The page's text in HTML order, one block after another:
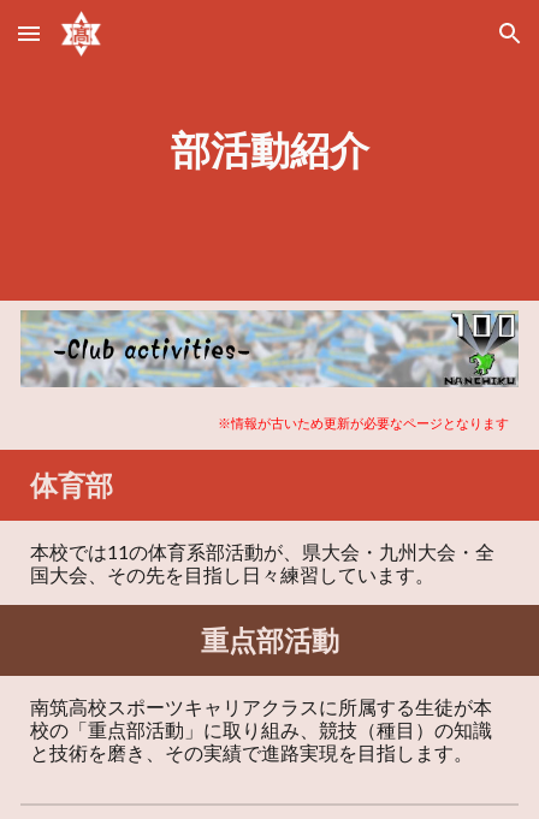
Skip to main content Skip to navigation
部活動紹介
※情報が古いため更新が必要なページとなります
体育部
本校では11の体育系部活動が、県大会・九州大会・全
国大会、その先を目指し日々練習しています。
重点部活動
南筑高校スポーツキャリアクラスに所属する生徒が本
校の「重点部活動」に取り組み、競技（種目）の知識
と技術を磨き、その実績で進路実現を目指します。